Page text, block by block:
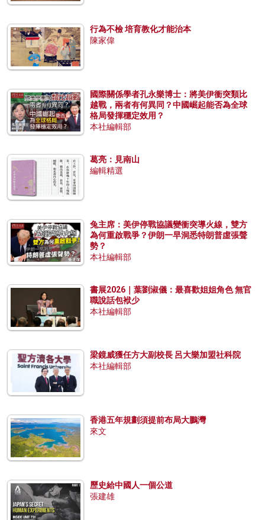
行為不檢 培育教化才能治本
陳家偉
國際關係學者孔永樂博士：將美伊衝突類比
越戰，兩者有何異同？中國崛起能否為全球
格局發揮穩定效用？
本社編輯部
葛亮：見南山
編輯精選
兔主席：美伊停戰協議變衝突導火線，雙方
為何重啟戰爭？伊朗一早洞悉特朗普虛張聲
勢？
本社編輯部
書展2026｜葉劉淑儀：最喜歡姐姐角色 無官
職說話包袱少
本社編輯部
梁鏡威獲任方大副校長 呂大樂加盟社科院
本社編輯部
香港五年規劃須提前布局大鵬灣
來文
歷史給中國人一個公道
張建雄